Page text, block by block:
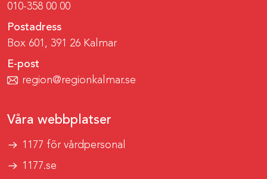
010-358 00 00
Postadress
Box 601, 391 26 Kalmar
E-post
region@regionkalmar.se
Våra webbplatser
1177 för vårdpersonal
1177.se